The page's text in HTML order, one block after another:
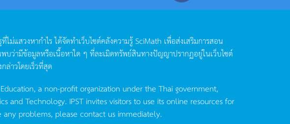
ไม่แสวงหากำไรได้จัดทำเว็บไซต์คลังความรู้SciMath เพื่อส่งเสริมการสอน
บว่ามีข้อมูลหรือเนื้อหาใด ๆ ที่ละเมิดทรัพย์สินทางปัญญาปรากฏอยู่ในเว็บไซต์
ล่าวโดยเร็วที่สุด
a non-profit organization under the Thai government,
and Technology. IPST invites visitors to use its online resources for
problems, please contact us immediately.